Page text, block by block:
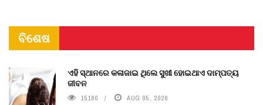
ବିଶେଷ
ଏହି ସ୍ଥାନରେ କଳାଜାଇ ଥିଲେ ସୁଖୀ ହୋଇଥାଏ ଦାମ୍ପତ୍ୟ
ଜୀବନ
15180 AUG 05, 2026